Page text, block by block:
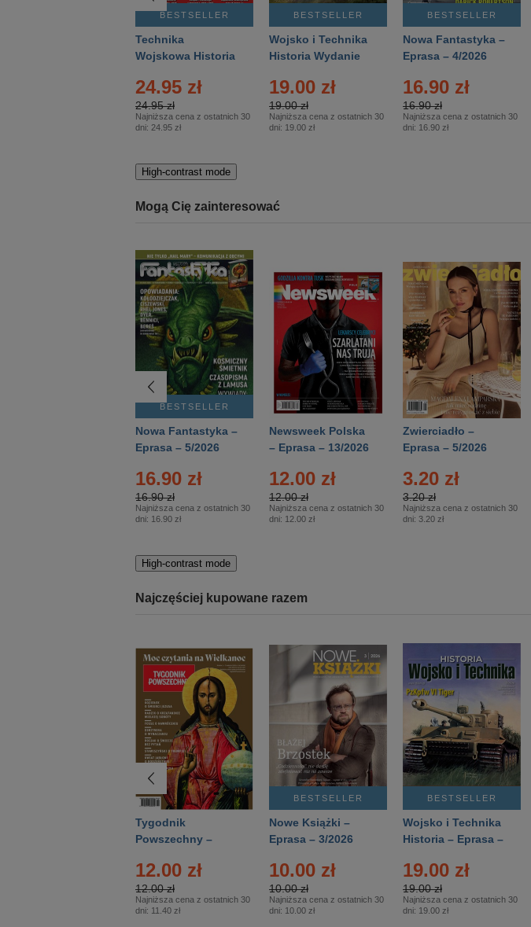
BESTSELLER
Technika
Wojskowa Historia
24.95 zł
24.95 zł
Najniższa cena z ostatnich 30
dni: 24.95 zł
BESTSELLER
Wojsko i Technika
Historia Wydanie
– 2/2026
19.00 zł
19.00 zł
Najniższa cena z ostatnich 30
dni: 19.00 zł
BESTSELLER
Nowa Fantastyka –
Eprasa – 4/2026
16.90 zł
16.90 zł
Najniższa cena z ostatnich 30
dni: 16.90 zł
High-contrast mode
Mogą Cię zainteresować
BESTSELLER
Nowa Fantastyka –
Eprasa – 5/2026
16.90 zł
16.90 zł
Najniższa cena z ostatnich 30
dni: 16.90 zł
Newsweek Polska
– Eprasa – 13/2026
12.00 zł
12.00 zł
Najniższa cena z ostatnich 30
dni: 12.00 zł
Zwierciadło –
Eprasa – 5/2026
3.20 zł
3.20 zł
Najniższa cena z ostatnich 30
dni: 3.20 zł
High-contrast mode
Najczęściej kupowane razem
Tygodnik
Powszechny –
12.00 zł
12.00 zł
Najniższa cena z ostatnich 30
dni: 11.40 zł
BESTSELLER
Nowe Książki –
Eprasa – 3/2026
10.00 zł
10.00 zł
Najniższa cena z ostatnich 30
dni: 10.00 zł
BESTSELLER
Wojsko i Technika
Historia – Eprasa –
19.00 zł
19.00 zł
Najniższa cena z ostatnich 30
dni: 19.00 zł